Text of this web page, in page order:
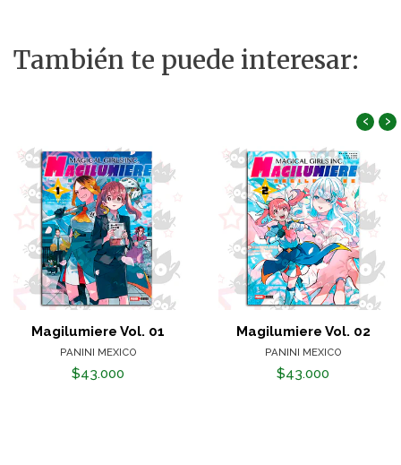
También te puede interesar:
Magilumiere Vol. 01
PANINI MEXICO
$43.000
Magilumiere Vol. 02
PANINI MEXICO
$43.000
‹ ›